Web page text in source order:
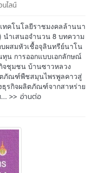
นไลน์
ทคโนโลยีราชมงคลล้านนา
ำเสนอจำนวน 8 บทความ
ผสมหัวเชื้อจุลินทรีย์นาโน
ทุน การออกแบบเอกลักษณ์
ชุมชน บ้านซาวหลวง
ภัณฑ์พืชสมุนไพรพูลคาวสู่
ธุรกิจผลิตภัณฑ์จากสาหร่าย
>> อ่านต่อ